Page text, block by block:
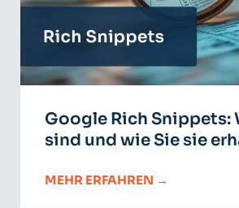
Google Rich Snippets:
sind und wie Sie sie
MEHR ERFAHREN →